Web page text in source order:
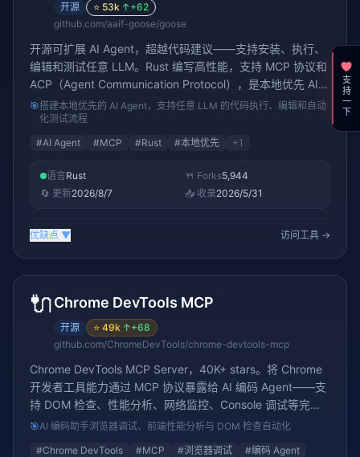
开源 ⭐ 53k ↑+62
github.com/aaif-goose/goose
开源可扩展 AI Agent，超越代码建议——支持安装、执行、
编辑和测试任意 LLM。Rust 编写高性能，支持 MCP 协议和
ACP（Agent Communication Protocol），是本地优先 AI
Agent 开发的标杆项目。46K+ stars。
🎯搭建本地优先的 AI Agent，支持任意 LLM 的代码执行、编辑和自动
化测试流程
#AI Agent #MCP #Rust #本地优先 +1
语言Rust 🍴 Forks5,944
🔄 更新2026/8/7 📥 收录2026/5/31
优缺点 ▼ 访问工具 →
🔌Chrome DevTools MCP
开源 ⭐ 49k ↑+68
github.com/ChromeDevTools/chrome-devtools-mcp
Chrome DevTools MCP Server，40K+ stars。将 Chrome
开发者工具能力通过 MCP 协议暴露给 AI 编码 Agent——支
持 DOM 检查、性能分析、网络监控、Console 调试等完整
DevTools 功能，是 AI 编程助手的浏览器调试利器
🎯AI 编码助手浏览器调试、前端性能分析与 DOM 检查自动化
#Chrome DevTools #MCP #浏览器调试 #编码 Agent
支持一下